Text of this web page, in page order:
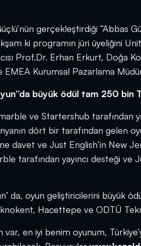
gerçekleştirdiği “Abbas
ki programın jüri üyeliğini
Prof.Dr. Erhan Erkurt, Doğa
Kurumsal Pazarlama
büyük ödül tam 250 bin
ve Startershub tarafından
dört bir tarafından gelen
davet ve Just English’in New
tarafından yayıncı desteği ve
da, oyun geliştiricilerini büyük
Hacettepe ve ODTÜ
var, en iyi benim oyunum,